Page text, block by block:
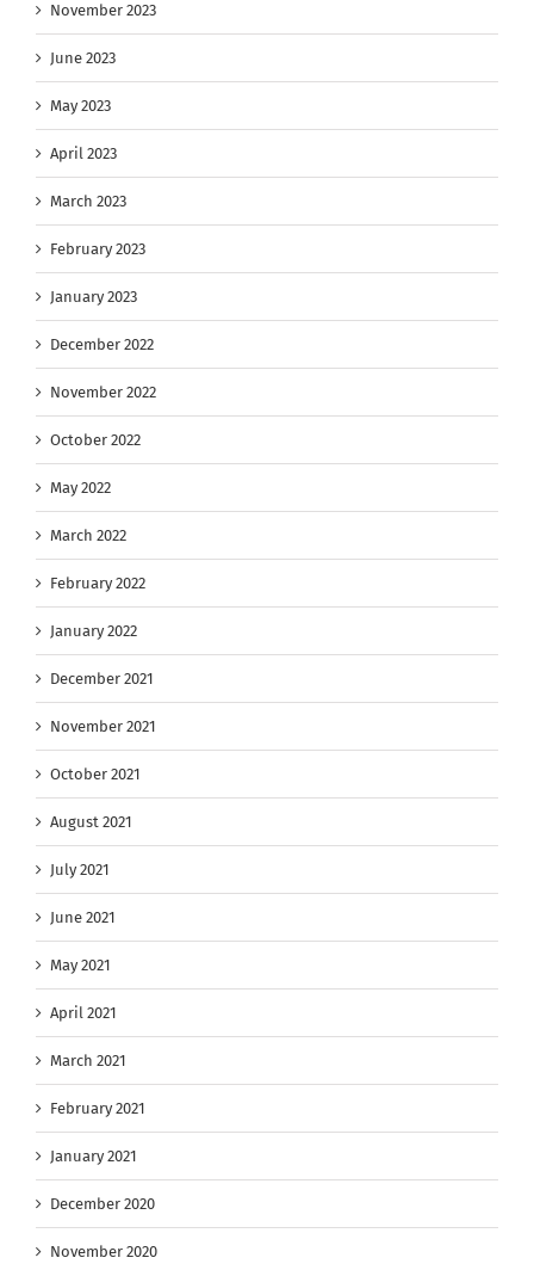
November 2023
June 2023
May 2023
April 2023
March 2023
February 2023
January 2023
December 2022
November 2022
October 2022
May 2022
March 2022
February 2022
January 2022
December 2021
November 2021
October 2021
August 2021
July 2021
June 2021
May 2021
April 2021
March 2021
February 2021
January 2021
December 2020
November 2020